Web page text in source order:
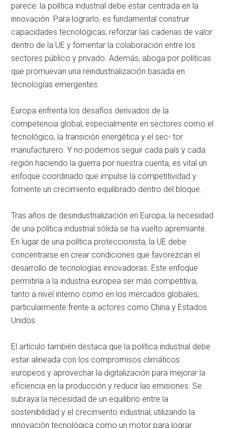
parece: la política industrial debe estar centrada en la
innovación. Para lograrlo, es fundamental construir
capacidades tecnológicas, reforzar las cadenas de valor
dentro de la UE y fomentar la colaboración entre los
sectores público y privado. Además, aboga por políticas
que promuevan una reindustrialización basada en
tecnologías emergentes.
Europa enfrenta los desafíos derivados de la
competencia global, especialmente en sectores como el
tecnológico, la transición energética y el sec- tor
manufacturero. Y no podemos seguir cada país y cada
región haciendo la guerra por nuestra cuenta, es vital un
enfoque coordinado que impulse la competitividad y
fomente un crecimiento equilibrado dentro del bloque.
Tras años de desindustrialización en Europa, la necesidad
de una política industrial sólida se ha vuelto apremiante.
En lugar de una política proteccionista, la UE debe
concentrarse en crear condiciones que favorezcan el
desarrollo de tecnologías innovadoras. Este enfoque
permitiría a la industria europea ser más competitiva,
tanto a nivel interno como en los mercados globales,
particularmente frente a actores como China y Estados
Unidos.
El artículo también destaca que la política industrial debe
estar alineada con los compromisos climáticos
europeos y aprovechar la digitalización para mejorar la
eficiencia en la producción y reducir las emisiones. Se
subraya la necesidad de un equilibrio entre la
sostenibilidad y el crecimiento industrial, utilizando la
innovación tecnológica como un motor para lograr